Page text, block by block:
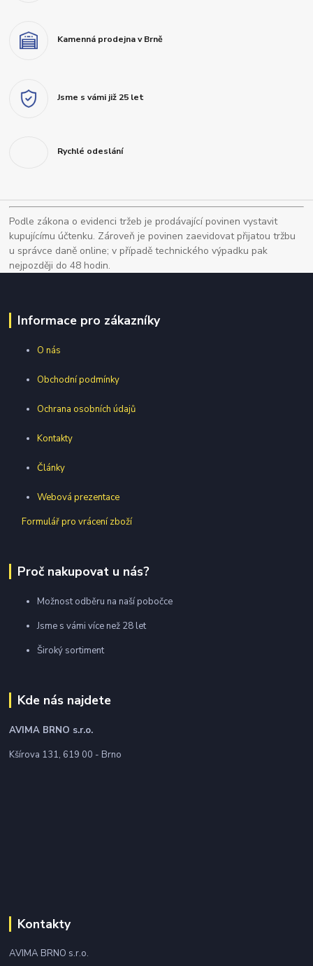
Kamenná prodejna v Brně
Jsme s vámi již 25 let
Rychlé odeslání
Podle zákona o evidenci tržeb je prodávající povinen vystavit
kupujícímu účtenku. Zároveň je povinen zaevidovat přijatou tržbu
u správce daně online; v případě technického výpadku pak
nejpozději do 48 hodin.
Informace pro zákazníky
O nás
Obchodní podmínky
Ochrana osobních údajů
Kontakty
Články
Webová prezentace
Formulář pro vrácení zboží
Proč nakupovat u nás?
Možnost odběru na naší pobočce
Jsme s vámi více než 28 let
Široký sortiment
Kde nás najdete
AVIMA BRNO s.r.o.
Kšírova 131, 619 00 - Brno
Kontakty
AVIMA BRNO s.r.o.